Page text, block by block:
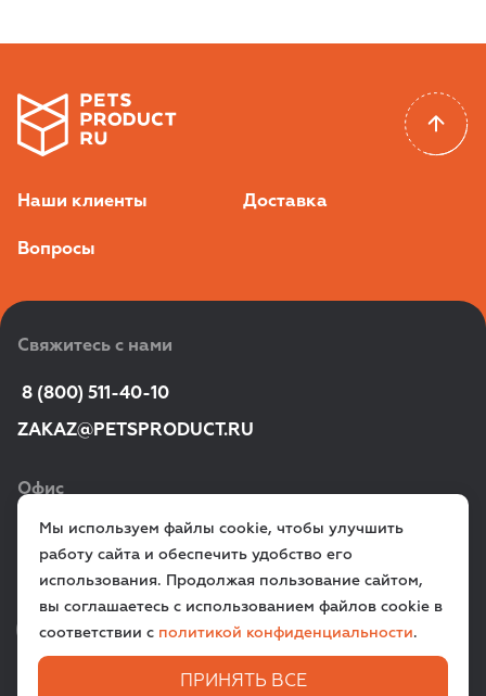
Наши клиенты Доставка
Вопросы
Свяжитесь с нами
8 (800) 511-40-10
ZAKAZ@PETSPRODUCT.RU
Офис
г. Санкт‑Петербург,
ул. Всеволода Вишневского, д. 12a
VK TG
Мы используем файлы cookie, чтобы улучшить
работу сайта и обеспечить удобство его
использования. Продолжая пользование сайтом,
вы соглашаетесь с использованием файлов cookie в
соответствии с политикой конфиденциальности.
ПРИНЯТЬ ВСЕ